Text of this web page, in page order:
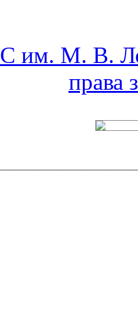
им. М. В.
права